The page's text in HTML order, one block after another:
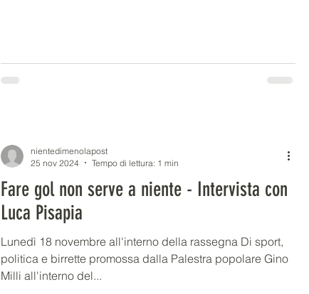
Fare gol non serve a niente - Intervista con
Luca Pisapia
Lunedì 18 novembre all'interno della rassegna Di sport,
politica e birrette promossa dalla Palestra popolare Gino
Milli all'interno del...
nientedimenolapost
25 nov 2024
Tempo di lettura: 1 min